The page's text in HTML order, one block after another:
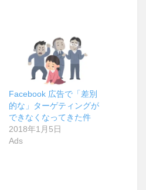
Facebook 広告で「差別
的な」ターゲティングが
できなくなってきた件
2018年1月5日
Ads